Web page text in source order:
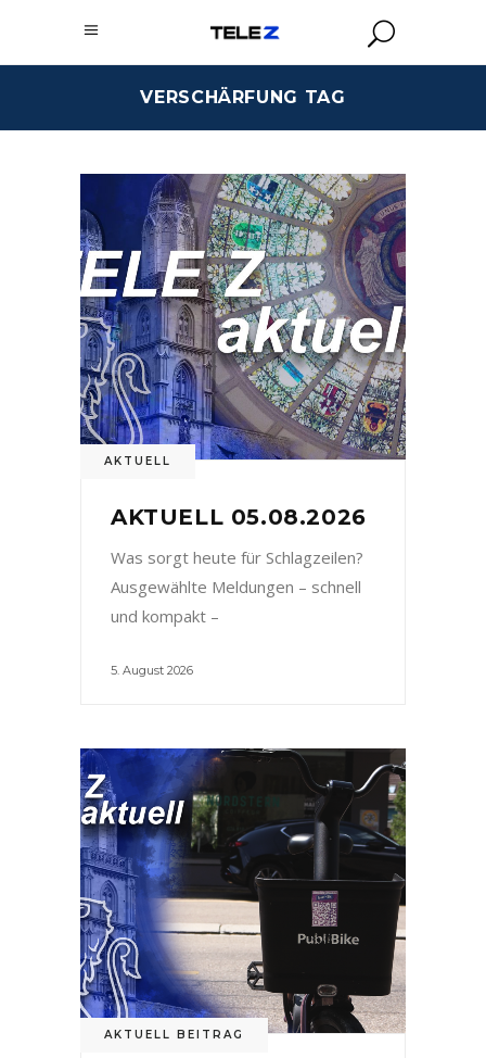
VERSCHÄRFUNG TAG
AKTUELL
AKTUELL 05.08.2026
Was sorgt heute für Schlagzeilen?
Ausgewählte Meldungen – schnell
und kompakt –
5. August 2026
AKTUELL BEITRAG